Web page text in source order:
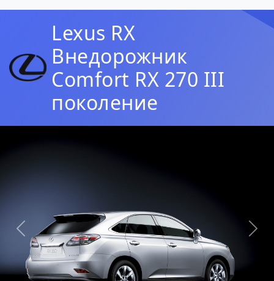
Lexus RX
Внедорожник
Comfort RX 270 III
поколение
Предыдущая